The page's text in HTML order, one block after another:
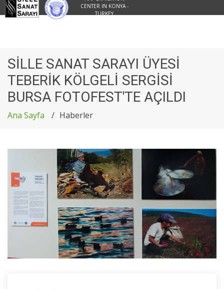
CENTER IN KONYA -
TURKEY
SİLLE SANAT SARAYI ÜYESİ
TEBERİK KÖLGELİ SERGİSİ
BURSA FOTOFEST'TE AÇILDI
Ana Sayfa Haberler